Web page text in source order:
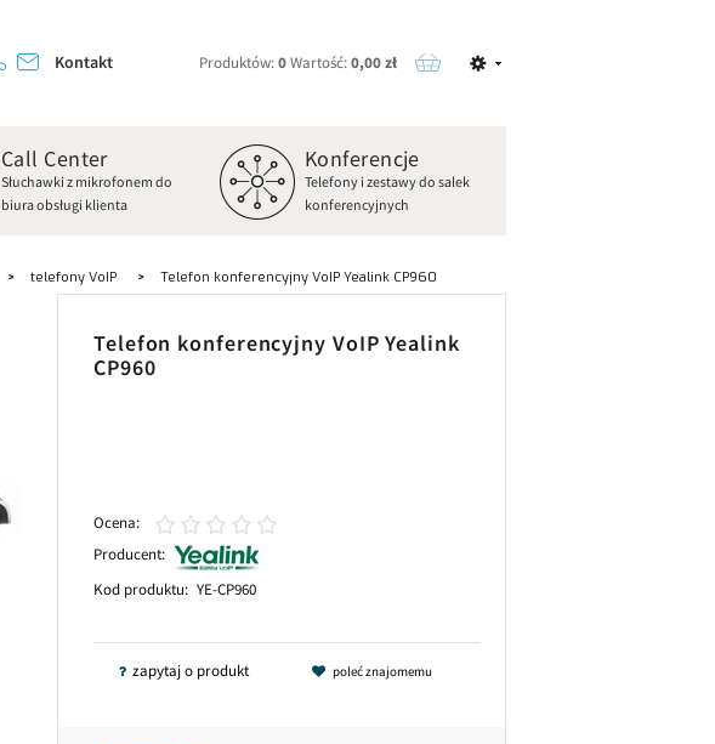
Kontakt Produktów:0Wartość:0,00 zł
Call Center
Słuchawki z mikrofonem do
biura obsługi klienta
Konferencje
Telefony i zestawy do salek
konferencyjnych
telefony VoIP Telefon konferencyjny VoIP Yealink CP960
Telefon konferencyjny VoIP Yealink
CP960
Ocena:
Producent:
Kod produktu: YE-CP960
zapytaj o produkt poleć znajomemu